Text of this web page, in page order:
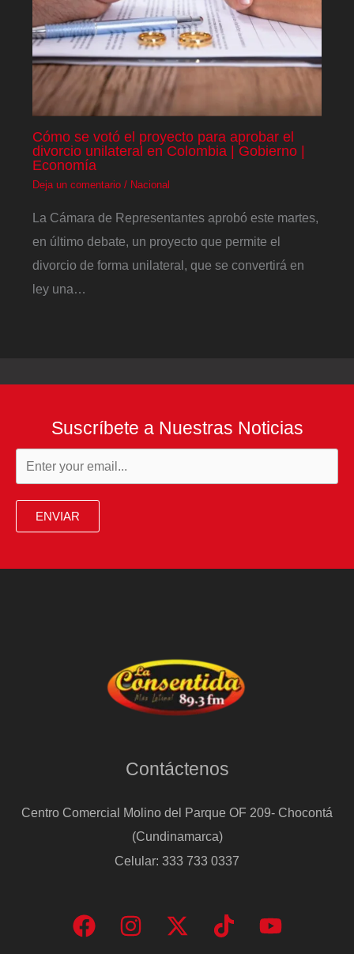
Cómo se votó el proyecto para aprobar el
divorcio unilateral en Colombia | Gobierno |
Economía
Deja un comentario / Nacional
La Cámara de Representantes aprobó este martes,
en último debate, un proyecto que permite el
divorcio de forma unilateral, que se convertirá en
ley una…
Suscríbete a Nuestras Noticias
ENVIAR
Contáctenos
Centro Comercial Molino del Parque OF 209- Chocontá
(Cundinamarca)
Celular: 333 733 0337